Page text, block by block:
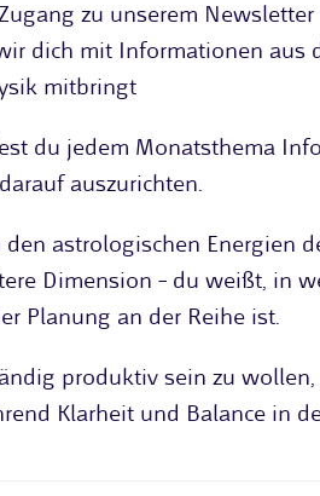
zu unserem Newsletter
dich mit Informationen aus
mitbringt
du jedem Monatsthema
auszurichten.
den astrologischen Energien
Dimension – du weißt, in
Planung an der Reihe ist.
produktiv sein zu
Klarheit und Balance in